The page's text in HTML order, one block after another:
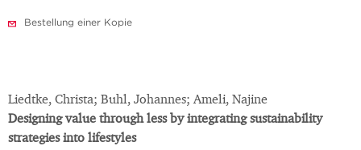
Bestellung einer Kopie
Liedtke, Christa; Buhl, Johannes; Ameli, Najine
Designing value through less by integrating sustainability
strategies into lifestyles